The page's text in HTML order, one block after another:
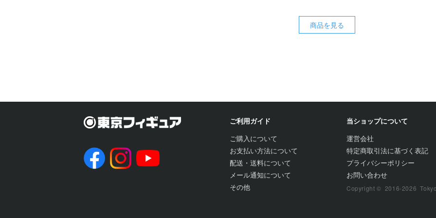
商品を見る
ご利用ガイド
ご購入について
お支払い方法について
配送・送料について
メール通知について
その他
当ショップについて
運営会社
特定商取引法に基づく表記
プライバシーポリシー
お問い合わせ
Copyright © 2016-2026